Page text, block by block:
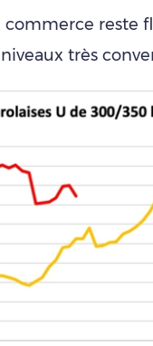
commerce reste
très